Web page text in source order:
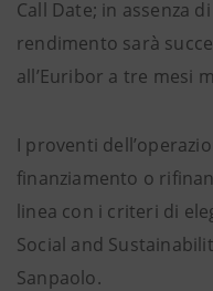
Call Date; in assenza
rendimento sarà
all’Euribor a tre mesi
I proventi
finanziamento o
linea con i criteri di
Social and
Sanpaolo.